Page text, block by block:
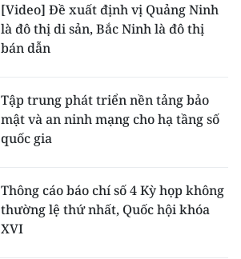
[Video] Đề xuất định vị Quảng Ninh
là đô thị di sản, Bắc Ninh là đô thị
bán dẫn
Tập trung phát triển nền tảng bảo
mật và an ninh mạng cho hạ tầng số
quốc gia
Thông cáo báo chí số 4 Kỳ họp không
thường lệ thứ nhất, Quốc hội khóa
XVI